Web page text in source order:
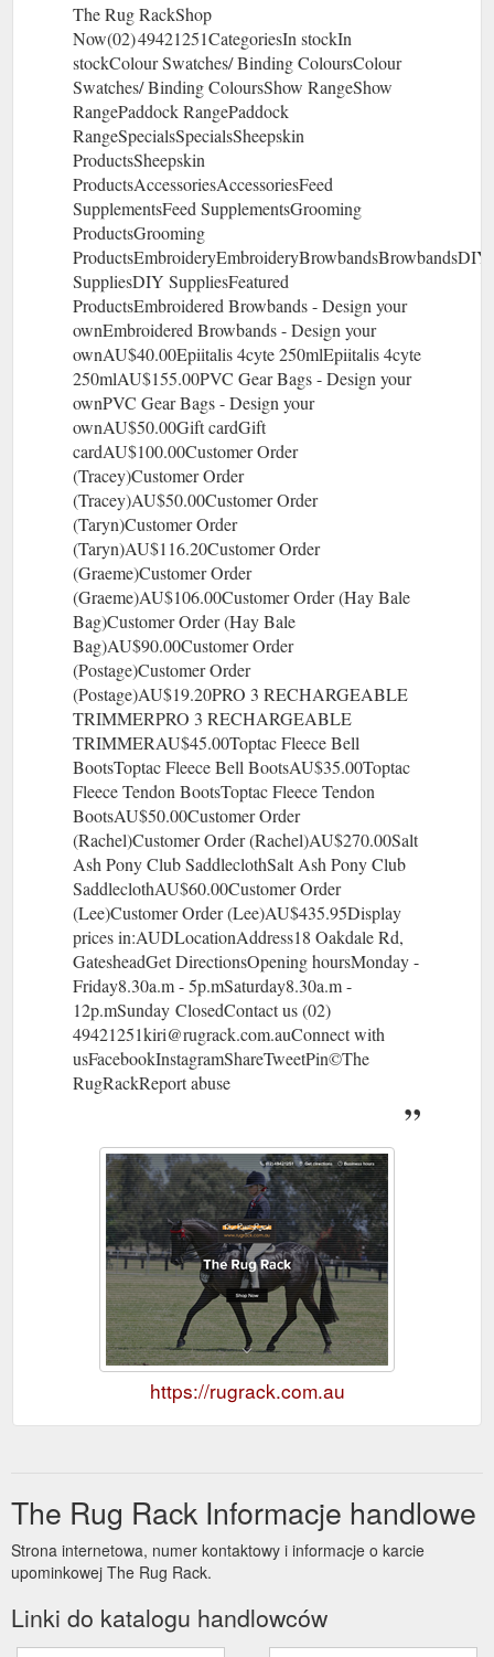
The Rug RackShop
Now(02) 49421251CategoriesIn stockIn
stockColour Swatches/ Binding ColoursColour
Swatches/ Binding ColoursShow RangeShow
RangePaddock RangePaddock
RangeSpecialsSpecialsSheepskin
ProductsSheepskin
ProductsAccessoriesAccessoriesFeed
SupplementsFeed SupplementsGrooming
ProductsGrooming
ProductsEmbroideryEmbroideryBrowbandsBrowbandsDIY
SuppliesDIY SuppliesFeatured
ProductsEmbroidered Browbands - Design your
ownEmbroidered Browbands - Design your
ownAU$40.00Epiitalis 4cyte 250mlEpiitalis 4cyte
250mlAU$155.00PVC Gear Bags - Design your
ownPVC Gear Bags - Design your
ownAU$50.00Gift cardGift
cardAU$100.00Customer Order
(Tracey)Customer Order
(Tracey)AU$50.00Customer Order
(Taryn)Customer Order
(Taryn)AU$116.20Customer Order
(Graeme)Customer Order
(Graeme)AU$106.00Customer Order (Hay Bale
Bag)Customer Order (Hay Bale
Bag)AU$90.00Customer Order
(Postage)Customer Order
(Postage)AU$19.20PRO 3 RECHARGEABLE
TRIMMERPRO 3 RECHARGEABLE
TRIMMERAU$45.00Toptac Fleece Bell
BootsToptac Fleece Bell BootsAU$35.00Toptac
Fleece Tendon BootsToptac Fleece Tendon
BootsAU$50.00Customer Order
(Rachel)Customer Order (Rachel)AU$270.00Salt
Ash Pony Club SaddleclothSalt Ash Pony Club
SaddleclothAU$60.00Customer Order
(Lee)Customer Order (Lee)AU$435.95Display
prices in:AUDLocationAddress18 Oakdale Rd,
GatesheadGet DirectionsOpening hoursMonday -
Friday8.30a.m - 5p.mSaturday8.30a.m -
12p.mSunday ClosedContact us (02)
49421251kiri@rugrack.com.auConnect with
usFacebookInstagramShareTweetPin©The
RugRackReport abuse
https://rugrack.com.au
The Rug Rack Informacje handlowe
Strona internetowa, numer kontaktowy i informacje o karcie
upominkowej The Rug Rack.
Linki do katalogu handlowców